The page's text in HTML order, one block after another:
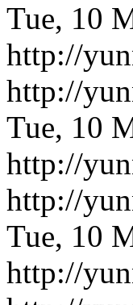
Tue, 10
http://
http://
Tue, 10
http://
http://
Tue, 10
http://